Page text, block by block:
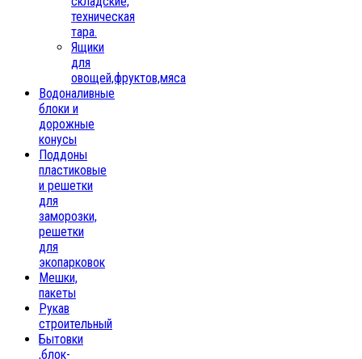
техническая
тара.
Ящики
для
овощей,фруктов,мяса
Водоналивные
блоки и
дорожные
конусы
Поддоны
пластиковые
и решетки
для
заморозки,
решетки
для
экопарковок
Мешки,
пакеты
Рукав
строительный
Бытовки
,блок-